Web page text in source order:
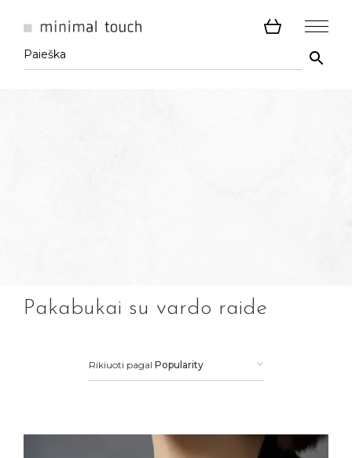
Pakabukai su vardo raide
Rikiuoti pagal Popularity